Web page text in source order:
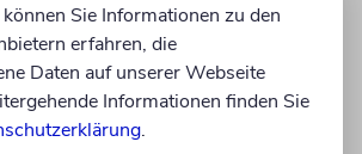
die Chancen auf
Sie Informationen zu den
erfahren, die
Daten auf unserer Webseite
Informationen finden Sie
.